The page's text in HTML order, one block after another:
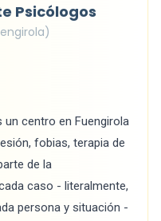
Psicólogos
un centro en Fuengirola
fobias, terapia de
de la
caso - literalmente,
persona y situación -